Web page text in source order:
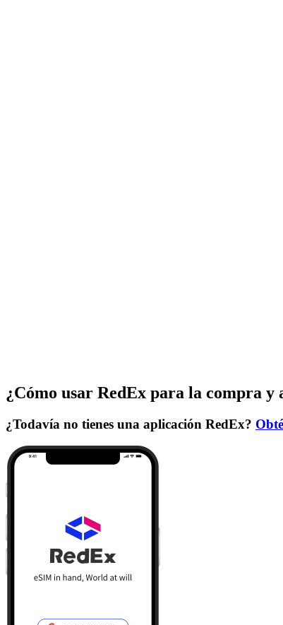
¿Cómo usar RedEx para la compra y
¿Todavía no tienes una aplicación RedEx?